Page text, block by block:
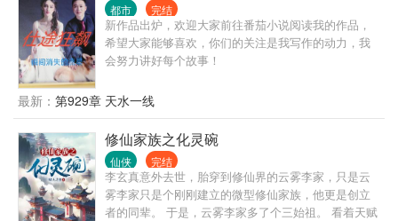
都市 完结
新作品出炉，欢迎大家前往番茄小说阅读我的作品，
希望大家能够喜欢，你们的关注是我写作的动力，我
会努力讲好每个故事！
最新： 第929章 天水一线
修仙家族之化灵碗
仙侠 完结
李玄真意外去世，胎穿到修仙界的云雾李家，只是云
雾李家只是个刚刚建立的微型修仙家族，他更是创立
者的同辈。 于是，云雾李家多了个三始祖。 看着天赋